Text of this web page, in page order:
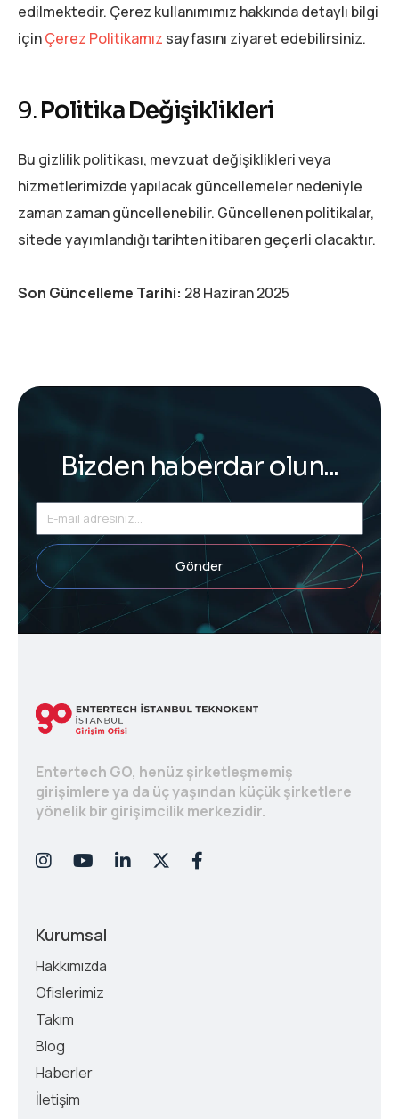
edilmektedir. Çerez kullanımımız hakkında detaylı bilgi
içinÇerez Politikamız sayfasını ziyaret edebilirsiniz.
9.Politika Değişiklikleri
Bu gizlilik politikası, mevzuat değişiklikleri veya
hizmetlerimizde yapılacak güncellemeler nedeniyle
zaman zaman güncellenebilir. Güncellenen politikalar,
sitede yayımlandığı tarihten itibaren geçerli olacaktır.
Son Güncelleme Tarihi: 28 Haziran 2025
Bizden haberdar olun...
Gönder
Entertech GO, henüz şirketleşmemiş
girişimlere ya da üç yaşından küçük şirketlere
yönelik bir girişimcilik merkezidir.
Kurumsal
Hakkımızda
Ofislerimiz
Takım
Blog
Haberler
İletişim